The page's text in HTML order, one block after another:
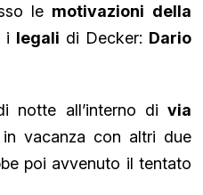
le motivazioni della
i legali di Decker: Dario
notte all’interno di via
vacanza con altri due
poi avvenuto il tentato